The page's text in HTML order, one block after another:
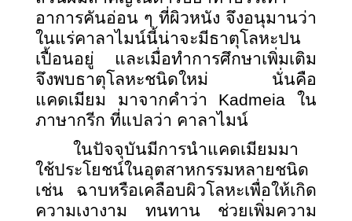
อาการคันอ่อน ๆ ที่ผิวหนัง จึงอนุมานว่า
ในแร่คาลาไมน์นี้น่าจะมีธาตุโลหะปน
เปื้อนอยู่ และเมื่อทำการศึกษาเพิ่มเติม
จึงพบธาตุโลหะชนิดใหม่ นั่นคือ
แคดเมียม มาจากคำว่า Kadmeia ใน
ภาษากรีก ที่แปลว่า คาลาไมน์
ในปัจจุบันมีการนำแคดเมียมมา
ใช้ประโยชน์ในอุตสาหกรรมหลายชนิด
เช่น ฉาบหรือเคลือบผิวโลหะเพื่อให้เกิด
ความเงางาม ทนทาน ช่วยเพิ่มความ